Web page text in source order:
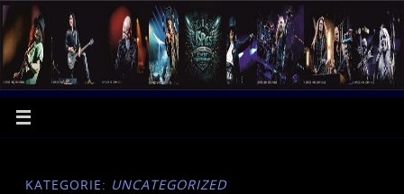
KATEGORIE: UNCATEGORIZED